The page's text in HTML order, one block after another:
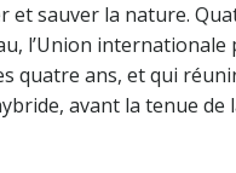
sauver la nature.
l’Union
quatre ans, et qui
avant la tenue